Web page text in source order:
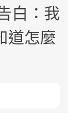
白：我
道怎麼